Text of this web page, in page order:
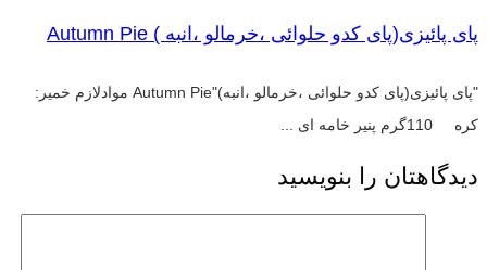
پای پائیزی(پای کدو حلوائی ،خرمالو ،انبه ) Autumn Pie
"پای پائیزی(پای کدو حلوائی ،خرمالو ،انبه)"Autumn Pie موادلازم خمیر:
کره 110گرم پنیر خامه ای ...
دیدگاهتان را بنویسید